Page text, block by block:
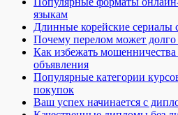
языкам
Длинные корейские сериалы
Почему перелом может долго
Как избежать
объявления
Популярные категории
покупок
Ваш успех начинается с